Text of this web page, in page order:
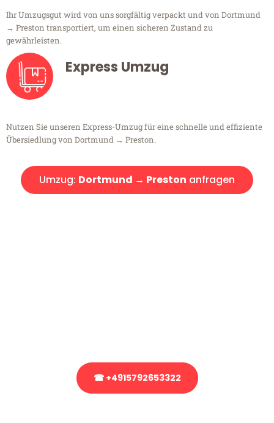
Ihr Umzugsgut wird von uns sorgfältig verpackt und von Dortmund
→ Preston transportiert, um einen sicheren Zustand zu
gewährleisten.
Express Umzug
Nutzen Sie unseren Express-Umzug für eine schnelle und effiziente
Übersiedlung von Dortmund → Preston.
Umzug: Dortmund → Preston anfragen
☎ +4915792653322